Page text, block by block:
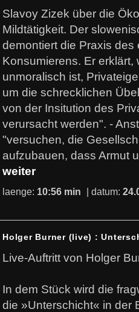
Slavoy Zizek über die
Mildtätigkeit. Der
demontiert die Praxis des
Konsumierens. Er erklärt,
unmoralisch ist,
um die schrecklichen
von der Insitution des
verursacht werden". -
"versuchen, die
aufzubauen, dass Armut
weiter
laenge: 10:56 min | datum:
Holger Burner (live) :
Live-Auftritt von Holger
In dem Stück wird die
die »Unterschicht« in der